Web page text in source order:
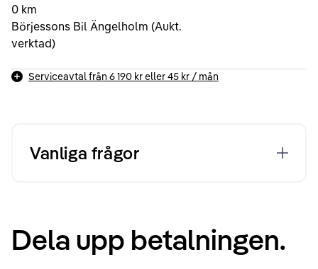
0 km
Börjessons Bil Ängelholm (Aukt.
verktad)
Serviceavtal från 6 190 kreller45 kr / mån
Vanliga frågor
Dela upp betalningen.